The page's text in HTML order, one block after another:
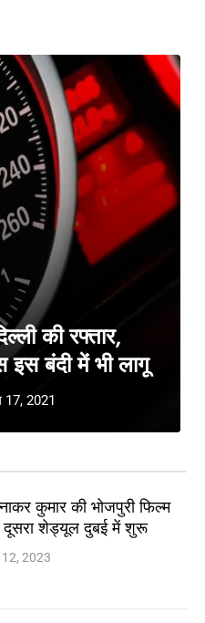
कुमार की भोजपुरी फिल्म
दूसरा शेड्यूल दुबई में शुरू
2023
की रफ्तार,
इस बंदी में भी लागू
2021